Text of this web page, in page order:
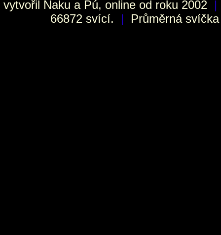
vytvořil Naku a Pú, online od roku 2002 |
66872 svící.
| Průměrná